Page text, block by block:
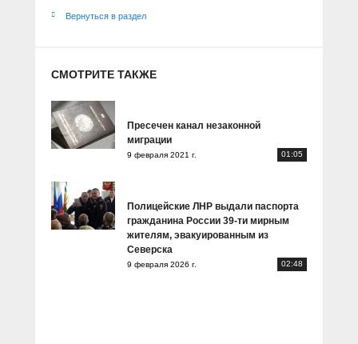
Вернуться в раздел
СМОТРИТЕ ТАКЖЕ
Пресечен канал незаконной
миграции
9 февраля 2021 г. 01:05
Полицейские ЛНР выдали паспорта
гражданина России 39-ти мирным
жителям, эвакуированным из
Северска
9 февраля 2026 г. 02:48